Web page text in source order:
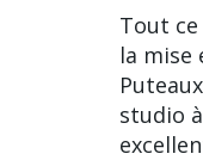
Tout
la mise
studio